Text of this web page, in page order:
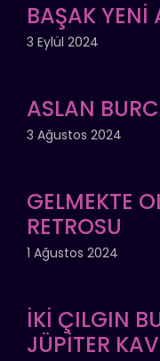
BAŞAK
3 Eylül 2024
ASLAN
3 Ağustos 2024
GELMEKTE
RETROSU
1 Ağustos 2024
İKİ ÇILGIN
JÜPİTER